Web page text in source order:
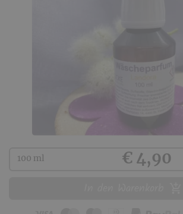
Kaufen
100 ml € 4,90